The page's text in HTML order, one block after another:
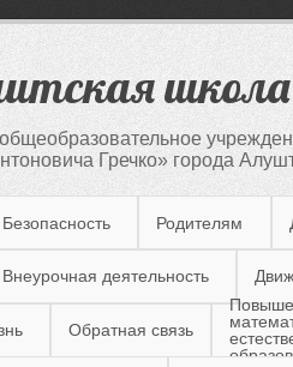
Гречко» города
Безопасность Родителям
Внеурочная деятельность
Обратная связь